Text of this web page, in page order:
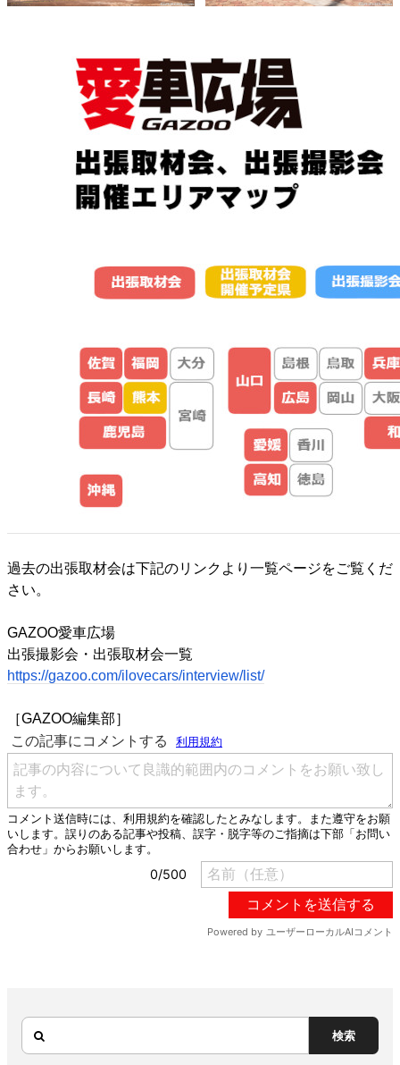
過去の出張取材会は下記のリンクより一覧ページをご覧くだ
さい。
GAZOO愛車広場
出張撮影会・出張取材会一覧
https://gazoo.com/ilovecars/interview/list/
［GAZOO編集部］
検索